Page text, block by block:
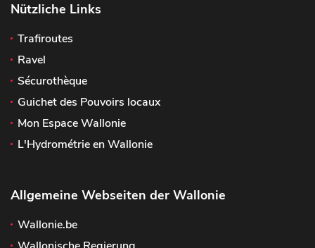
Nützliche Links
Trafiroutes
Ravel
Sécurothèque
Guichet des Pouvoirs locaux
Mon Espace Wallonie
L'Hydrométrie en Wallonie
Allgemeine Webseiten der Wallonie
Wallonie.be